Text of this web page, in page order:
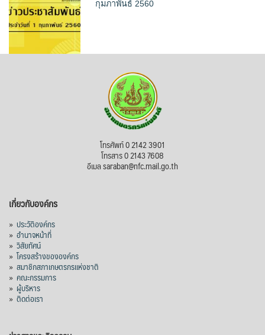
กุมภาพันธ์ 2560
โทรศัพท์ 0 2142 3901
โทรสาร 0 2143 7608
อีเมล saraban@nfc.mail.go.th
เกี่ยวกับองค์กร
» ประวัติองค์กร
» อำนาจหน้าที่
» วิสัยทัศน์
» โครงสร้างขององค์กร
» สมาชิกสภาเกษตรกรแห่งชาติ
» คณะกรรมการ
» ผู้บริหาร
» ติดต่อเรา